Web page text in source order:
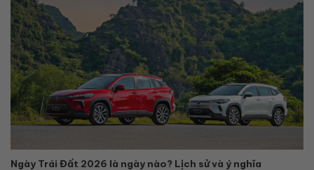
Ngày Trái Đất 2026 là ngày nào? Lịch sử và ý nghĩa